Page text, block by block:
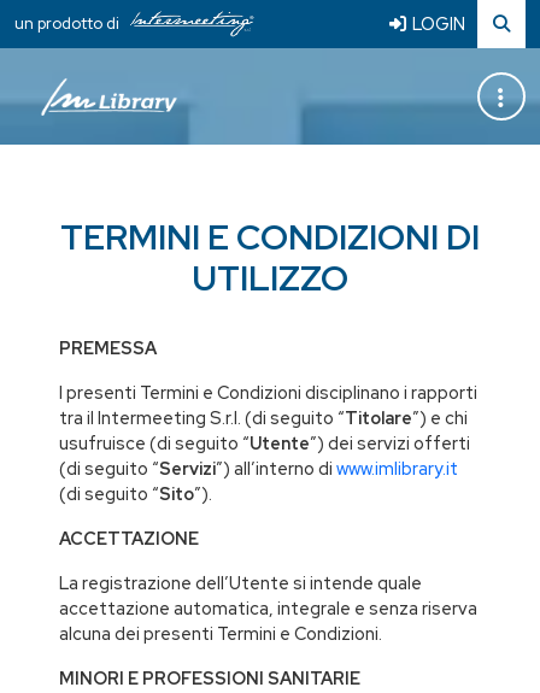
un prodotto di LOGIN
TERMINI E CONDIZIONI DI
UTILIZZO
PREMESSA
I presenti Termini e Condizioni disciplinano i rapporti
tra il Intermeeting S.r.l. (di seguito “Titolare”) e chi
usufruisce (di seguito “Utente”) dei servizi offerti
(di seguito “Servizi”) all’interno diwww.imlibrary.it
(di seguito “Sito”).
ACCETTAZIONE
La registrazione dell’Utente si intende quale
accettazione automatica, integrale e senza riserva
alcuna dei presenti Termini e Condizioni.
MINORI E PROFESSIONI SANITARIE